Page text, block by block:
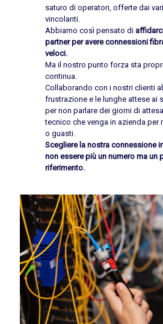
saturo di operatori, offerte dai
vincolanti.
Abbiamo così pensato di
partner per avere connessioni
veloci.
Ma il nostro punto forza sta
continua.
Collaborando con i nostri clienti
frustrazione e le lunghe attese ai
per non parlare dei giorni di
tecnico che venga in azienda per
o guasti.
Scegliere la nostra connessione
non essere più un numero ma un
riferimento.